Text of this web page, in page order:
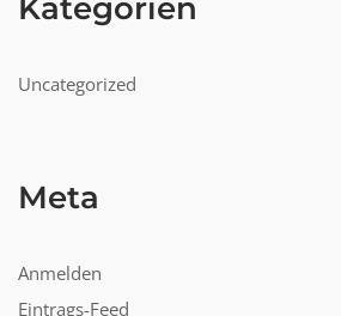
Kategorien
Uncategorized
Meta
Anmelden
Eintrags-Feed